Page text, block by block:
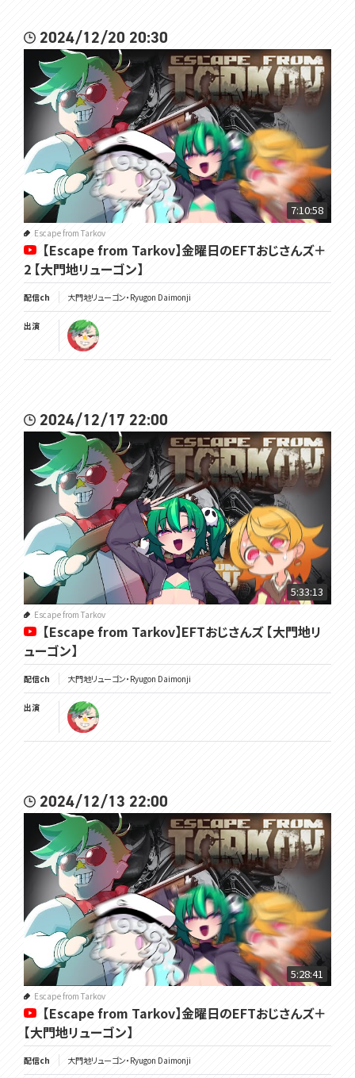
2024/12/20 20:30
7:10:58
Escape from Tarkov
【Escape from Tarkov】金曜日のEFTおじさんズ＋
2 【大門地リューゴン】
配信ch 大門地リューゴン・Ryugon Daimonji
出演
2024/12/17 22:00
5:33:13
Escape from Tarkov
【Escape from Tarkov】EFTおじさんズ 【大門地リ
ューゴン】
配信ch 大門地リューゴン・Ryugon Daimonji
出演
2024/12/13 22:00
5:28:41
Escape from Tarkov
【Escape from Tarkov】金曜日のEFTおじさんズ＋
【大門地リューゴン】
配信ch 大門地リューゴン・Ryugon Daimonji